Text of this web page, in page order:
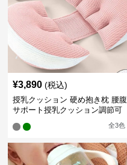
¥3,890 (税込)
授乳クッション 硬め抱き枕 腰腹
サポート授乳クッション調節可
全3色